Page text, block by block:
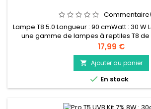
Lampe T8 5.0 Longueur : 90 cmWatt : 30 W
une gamme de lampes à reptiles T8
longue durée de vie et à haut rendement
parfait rapport qualité prix. Fabriqué en
normes les plus strictes pour une longue
éclairage auquel vous pouvez faire
Caractéristiques...
Prix
17,99 €
 Ajouter au panier
 En stock